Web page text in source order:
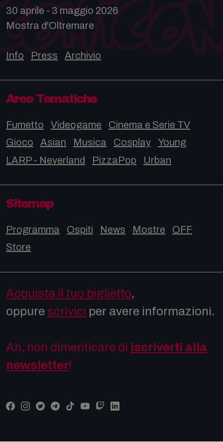
30 aprile - 3 maggio 2026
Mostra d'Oltremare
Info Press Archivio
Aree Tematiche
Fumetto Videogame
Cinema e Serie TV
Gioco
Asian Musica Cosplay
Young
LARP - Neverland
PizzaPop Urban
Sitemap
Programma Ospiti News Mostre
OFF
Store
Acquista il tuo biglietto,
oppure scrivici per avere informazioni.
Ah, non dimenticare di iscriverti alla
newsletter!